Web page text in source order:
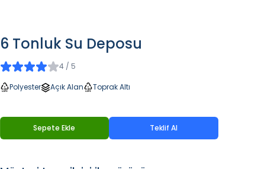
6 Tonluk Su Deposu
4 / 5
Polyester Açık Alan Toprak Altı
Sepete Ekle Teklif Al